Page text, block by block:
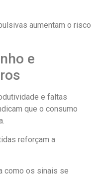
aumentam o risco
e
e faltas
que o consumo
reforçam a
como os sinais se